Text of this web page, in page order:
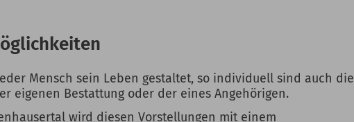
Mensch sein Leben gestaltet, so individuell sind auch die
eigenen Bestattung oder der eines Angehörigen.
wird diesen Vorstellungen mit einem